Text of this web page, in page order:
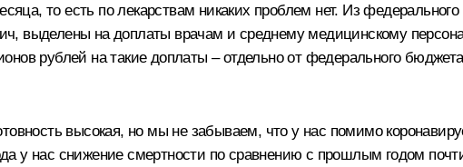
то есть по лекарствам никаких проблем нет. Из
выделены на доплаты врачам и среднему медицинскому
рублей на такие доплаты – отдельно от федерального
высокая, но мы не забываем, что у нас помимо
у нас снижение смертности по сравнению с прошлым годом